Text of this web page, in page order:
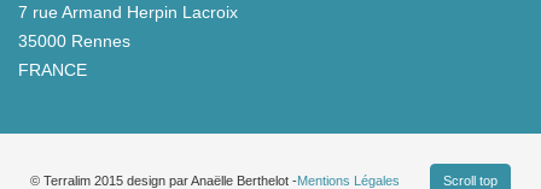
7 rue Armand Herpin Lacroix
35000 Rennes
FRANCE
© Terralim 2015 design par Anaëlle Berthelot -Mentions Légales Scroll top